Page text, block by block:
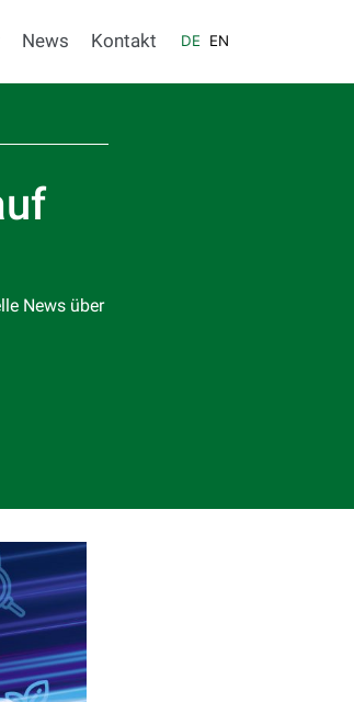
News Kontakt DE EN
News über